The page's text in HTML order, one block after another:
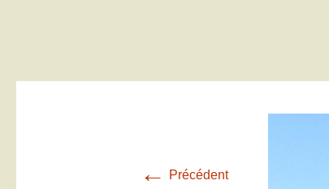
← Précédent